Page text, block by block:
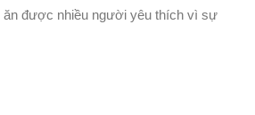
ăn được nhiều người yêu thích vì sự